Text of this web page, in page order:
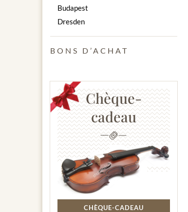
Budapest
Dresden
BONS D’ACHAT
Chèque-
cadeau
CHÈQUE-CADEAU